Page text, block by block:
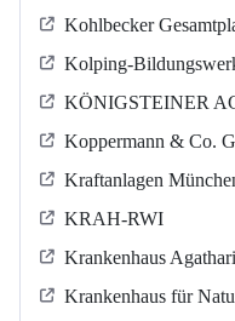
Kohlbecker
Kolping-
KÖNIGSTEINER
Koppermann & Co.
Kraftanlagen
KRAH-RWI
Krankenhaus
Krankenhaus für